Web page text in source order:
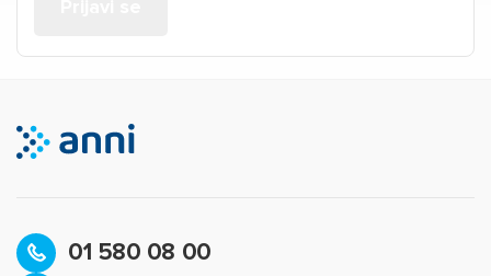
01 580 08 00